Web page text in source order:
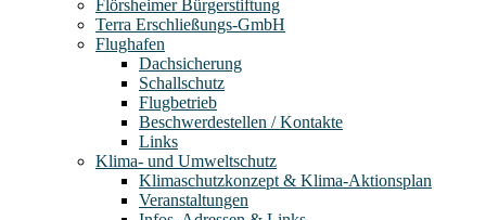
Flörsheimer Bürgerstiftung
Terra Erschließungs-GmbH
Flughafen
Dachsicherung
Schallschutz
Flugbetrieb
Beschwerdestellen / Kontakte
Links
Klima- und Umweltschutz
Klimaschutzkonzept & Klima-Aktionsplan
Veranstaltungen